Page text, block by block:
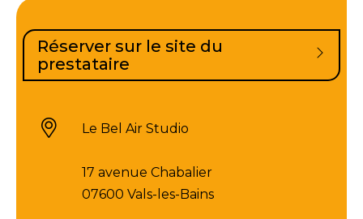
Réserver sur le site du
prestataire
Le Bel Air Studio
17 avenue Chabalier
07600 Vals-les-Bains